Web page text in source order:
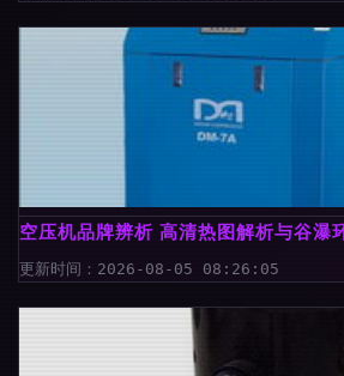
空压机品牌辨析 高清热图解析与谷瀑
更新时间：2026-08-05 08:26:05